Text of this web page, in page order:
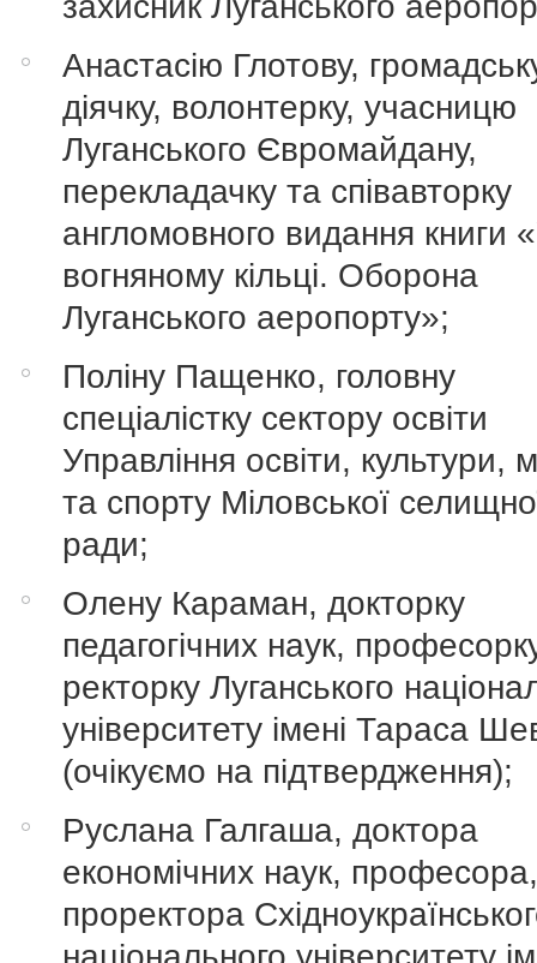
Анастасію Глотову,
діячку, волонтерку, учасницю
Луганського Євромайдану,
перекладачку та співавторку
англомовного видання книги
вогняному кільці. Оборона
Луганського аеропорту»;
Поліну Пащенко, головну
спеціалістку сектору освіти
Управління освіти, культури,
та спорту Міловської
ради;
Олену Караман, докторку
педагогічних наук,
ректорку Луганського
університету імені Тараса
(очікуємо на підтвердження);
Руслана Галгаша, доктора
економічних наук,
проректора